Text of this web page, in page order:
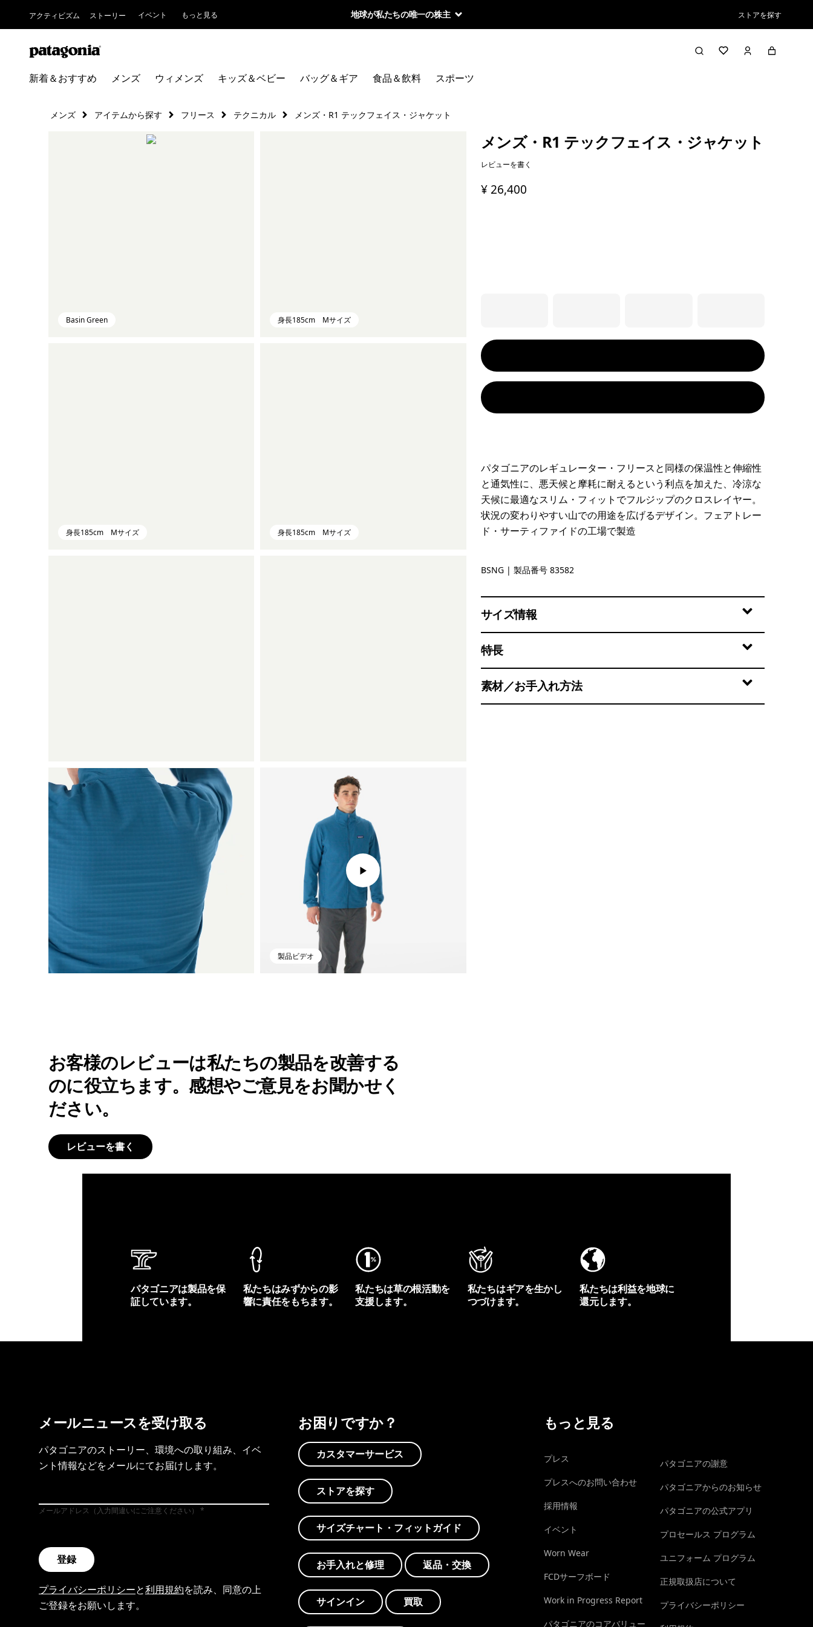
アクティビズム ストーリー イベント もっと見る 地球が私たちの唯一の株主 ストアを探す
新着＆おすすめ メンズ ウィメンズ キッズ＆ベビー バッグ＆ギア 食品＆飲料 スポーツ
メンズ アイテムから探す フリース テクニカル メンズ・R1 テックフェイス・ジャケット
Basin Green 身長185cm Mサイズ
身長185cm Mサイズ 身長185cm Mサイズ
製品ビデオ
メンズ・R1 テックフェイス・ジャケット
レビューを書く
¥ 26,400
パタゴニアのレギュレーター・フリースと同様の保温性と伸縮性
と通気性に、悪天候と摩耗に耐えるという利点を加えた、冷涼な
天候に最適なスリム・フィットでフルジップのクロスレイヤー。
状況の変わりやすい山での用途を広げるデザイン。フェアトレー
ド・サーティファイドの工場で製造
Basin Green
BSNG | 製品番号 83582
サイズ情報
特長
素材／お手入れ方法
お客様のレビューは私たちの製品を改善する
のに役立ちます。感想やご意見をお聞かせく
ださい。
レビューを書く
パタゴニアは製品を保
証しています。
私たちはみずからの影
響に責任をもちます。
私たちは草の根活動を
支援します。
私たちはギアを生かし
つづけます。
私たちは利益を地球に
還元します。
メールニュースを受け取る
パタゴニアのストーリー、環境への取り組み、イベ
ント情報などをメールにてお届けします。
メールアドレス（入力間違いにご注意ください）
登録
プライバシーポリシーと利用規約を読み、同意の上
ご登録をお願いします。
お困りですか？
カスタマーサービス
ストアを探す
サイズチャート・フィットガイド
お手入れと修理 返品・交換
サインイン 買取
もっと見る
プレス
プレスへのお問い合わせ
採用情報
イベント
Worn Wear
FCDサーフボード
Work in Progress Report
パタゴニアのコアバリュー
パタゴニアの謝意
パタゴニアからのお知らせ
パタゴニアの公式アプリ
プロセールス プログラム
ユニフォーム プログラム
正規取扱店について
プライバシーポリシー